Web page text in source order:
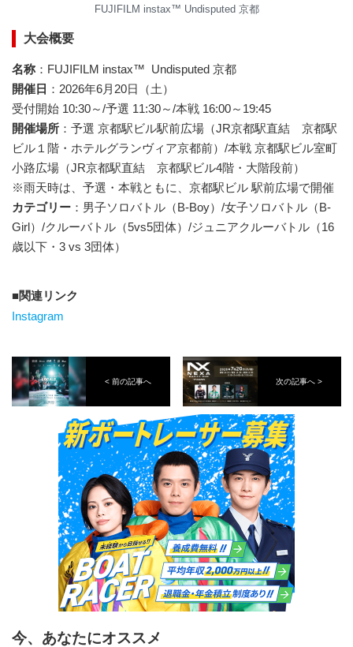
FUJIFILM instax™ Undisputed 京都
大会概要
名称：FUJIFILM instax™ Undisputed 京都
開催日 ：2026年6月20日（土）
受付開始 10:30～/予選 11:30～/本戦 16:00～19:45
開催場所 ：予選 京都駅ビル駅前広場（JR京都駅直結 京都駅
ビル１階・ホテルグランヴィア京都前）/本戦 京都駅ビル室町
小路広場（JR京都駅直結 京都駅ビル4階・大階段前）
※雨天時は、予選・本戦ともに、京都駅ビル 駅前広場で開催
カテゴリー ：男子ソロバトル（B-Boy）/女子ソロバトル（B-
Girl）/クルーバトル（5vs5団体）/ジュニアクルーバトル（16
歳以下・3 vs 3団体）
関連リンク
Instagram
< 前の記事へ 次の記事へ >
今、あなたにオススメ